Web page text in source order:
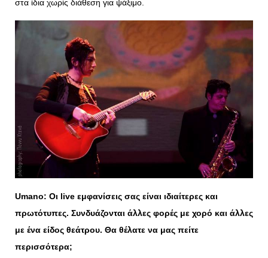
στα ίδια χωρίς διάθεση για ψάξιμο.
Umano: Οι live εμφανίσεις σας είναι ιδιαίτερες και
πρωτότυπες. Συνδυάζονται άλλες φορές με χορό και άλλες
με ένα είδος θεάτρου. Θα θέλατε να μας πείτε
περισσότερα;